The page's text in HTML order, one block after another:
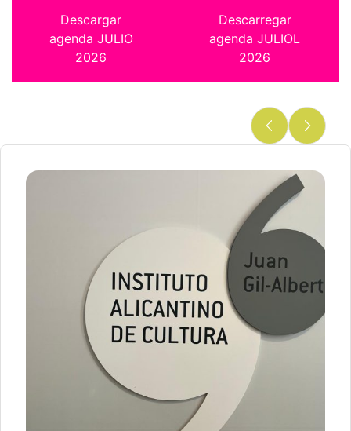
Descargar
agenda JULIO
2026
Descarregar
agenda JULIOL
2026